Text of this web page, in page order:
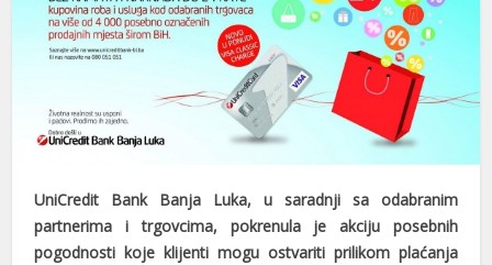
UniCredit Bank Banja Luka, u saradnji sa odabranim
partnerima i trgovcima, pokrenula je akciju posebnih
pogodnosti koje klijenti mogu ostvariti prilikom plaćanja